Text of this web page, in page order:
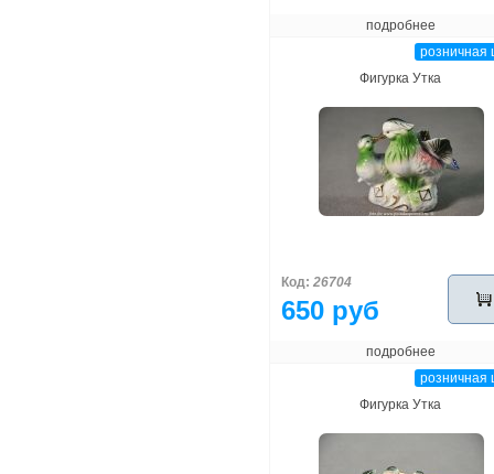
подробнее
розничная
Фигурка Утка
Код: 26704
650 руб
подробнее
розничная
Фигурка Утка